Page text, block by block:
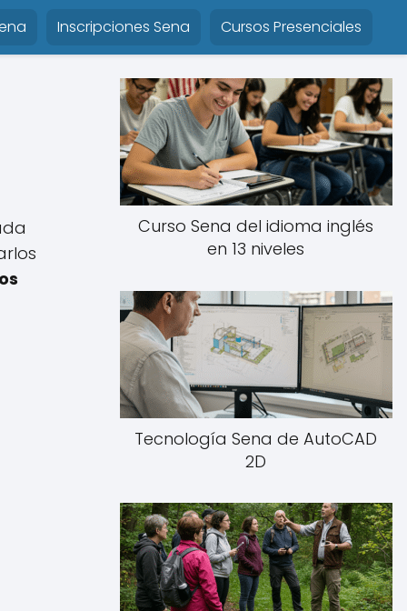
Inscripciones Sena Cursos Presenciales
Curso Sena del idioma inglés
en 13 niveles
Tecnología Sena de AutoCAD
2D